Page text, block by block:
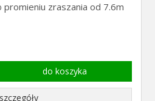
promieniu zraszania od 7.6m
do koszyka
szczegóły